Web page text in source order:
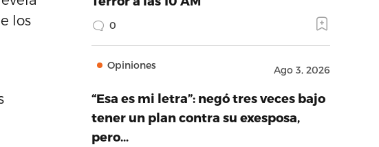
los
0
Opiniones Ago 3, 2026
“Esa es mi letra”: negó tres veces bajo
tener un plan contra su exesposa,
pero…